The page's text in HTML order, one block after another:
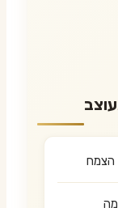
הצמח